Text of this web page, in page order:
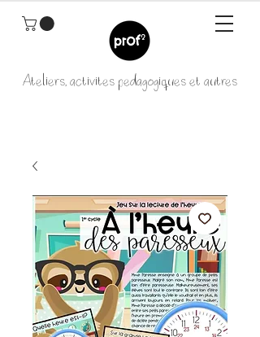
Ateliers, activités pédagogiques et autres